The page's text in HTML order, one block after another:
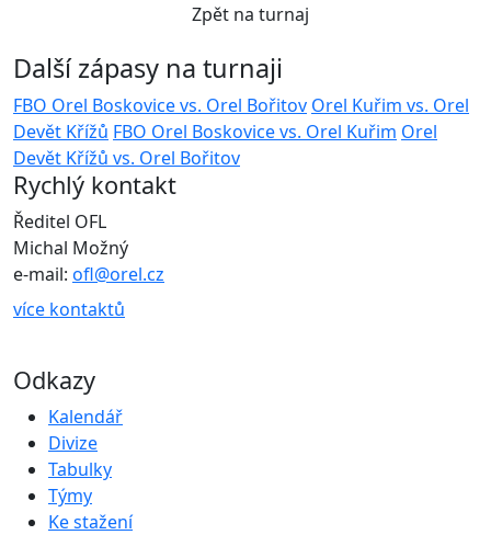
Zpět na turnaj
Další zápasy na turnaji
FBO Orel Boskovice vs. Orel Bořitov Orel Kuřim vs. Orel
Devět Křížů FBO Orel Boskovice vs. Orel Kuřim Orel
Devět Křížů vs. Orel Bořitov
Rychlý kontakt
Ředitel OFL
Michal Možný
e-mail: ofl@orel.cz
více kontaktů
Odkazy
Kalendář
Divize
Tabulky
Týmy
Ke stažení